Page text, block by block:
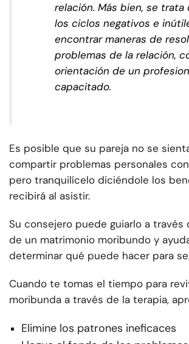
relación. Más bien, se trata
los ciclos negativos e
encontrar maneras de
problemas de la relación,
orientación de un
capacitado.
Es posible que su pareja no se
compartir problemas personales
pero tranquilícelo diciéndole los
recibirá al asistir.
Su consejero puede guiarlo a través
de un matrimonio moribundo y
determinar qué puede hacer para
Cuando te tomas el tiempo para
moribunda a través de la terapia,
Elimine los patrones ineficaces